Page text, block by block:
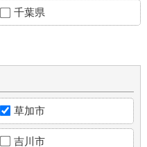
千葉県
草加市
吉川市